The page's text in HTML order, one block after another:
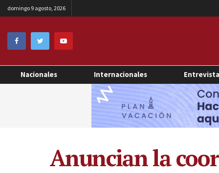
domingo 9 agosto, 2026
Nacionales Internacionales
Anuncian la